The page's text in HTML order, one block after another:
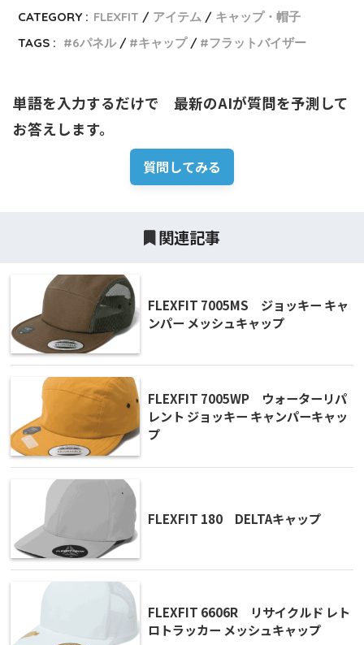
CATEGORY : FLEXFIT アイテム
キャップ・帽子
TAGS :
6パネル キャップ フラットバイザー
単語を入力するだけで　最新のAIが質問を予測して
お答えします。
質問してみる
関連記事
FLEXFIT 7005MS ジョッキー キャ
ンパー メッシュキャップ
FLEXFIT 7005WP ウォーターリパ
レント ジョッキー キャンパーキャッ
プ
FLEXFIT 180 DELTAキャップ
FLEXFIT 6606R リサイクルド レト
ロトラッカー メッシュキャップ